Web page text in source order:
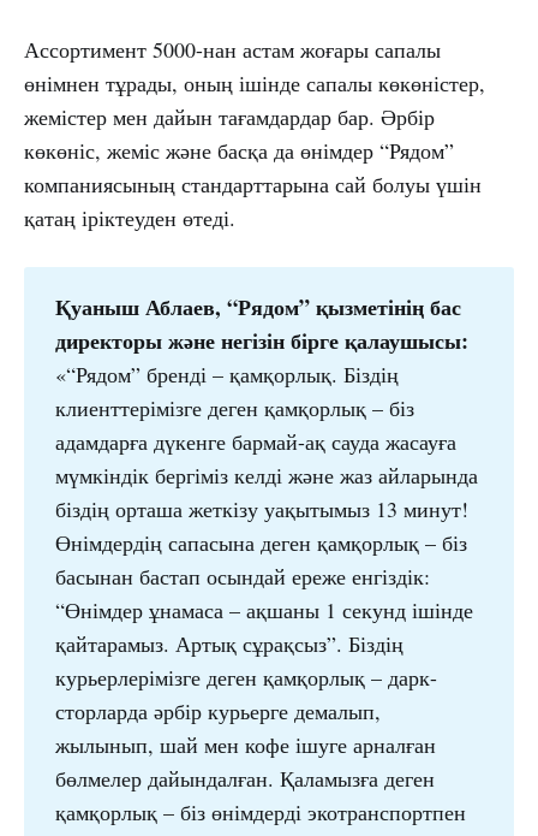
Ассортимент 5000-нан астам жоғары сапалы
өнімнен тұрады, оның ішінде сапалы көкөністер,
жемістер мен дайын тағамдардар бар. Әрбір
көкөніс, жеміс және басқа да өнімдер “Рядом”
компаниясының стандарттарына сай болуы үшін
қатаң іріктеуден өтеді.
Қуаныш Аблаев, “Рядом” қызметінің бас
директоры және негізін бірге қалаушысы:
«“Рядом” бренді – қамқорлық. Біздің
клиенттерімізге деген қамқорлық – біз
адамдарға дүкенге бармай-ақ сауда жасауға
мүмкіндік бергіміз келді және жаз айларында
біздің орташа жеткізу уақытымыз 13 минут!
Өнімдердің сапасына деген қамқорлық – біз
басынан бастап осындай ереже енгіздік:
“Өнімдер ұнамаса – ақшаны 1 секунд ішінде
қайтарамыз. Артық сұрақсыз”. Біздің
курьерлерімізге деген қамқорлық – дарк-
сторларда әрбір курьерге демалып,
жылынып, шай мен кофе ішуге арналған
бөлмелер дайындалған. Қаламызға деген
қамқорлық – біз өнімдерді экотранспортпен